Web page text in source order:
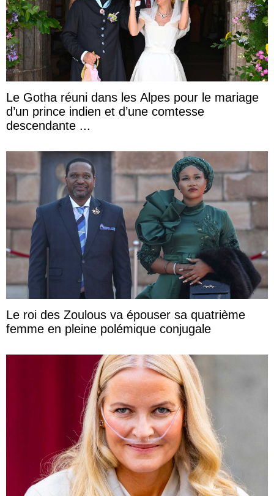
Le Gotha réuni dans les Alpes pour le mariage
d’un prince indien et d’une comtesse
descendante ...
Le roi des Zoulous va épouser sa quatrième
femme en pleine polémique conjugale